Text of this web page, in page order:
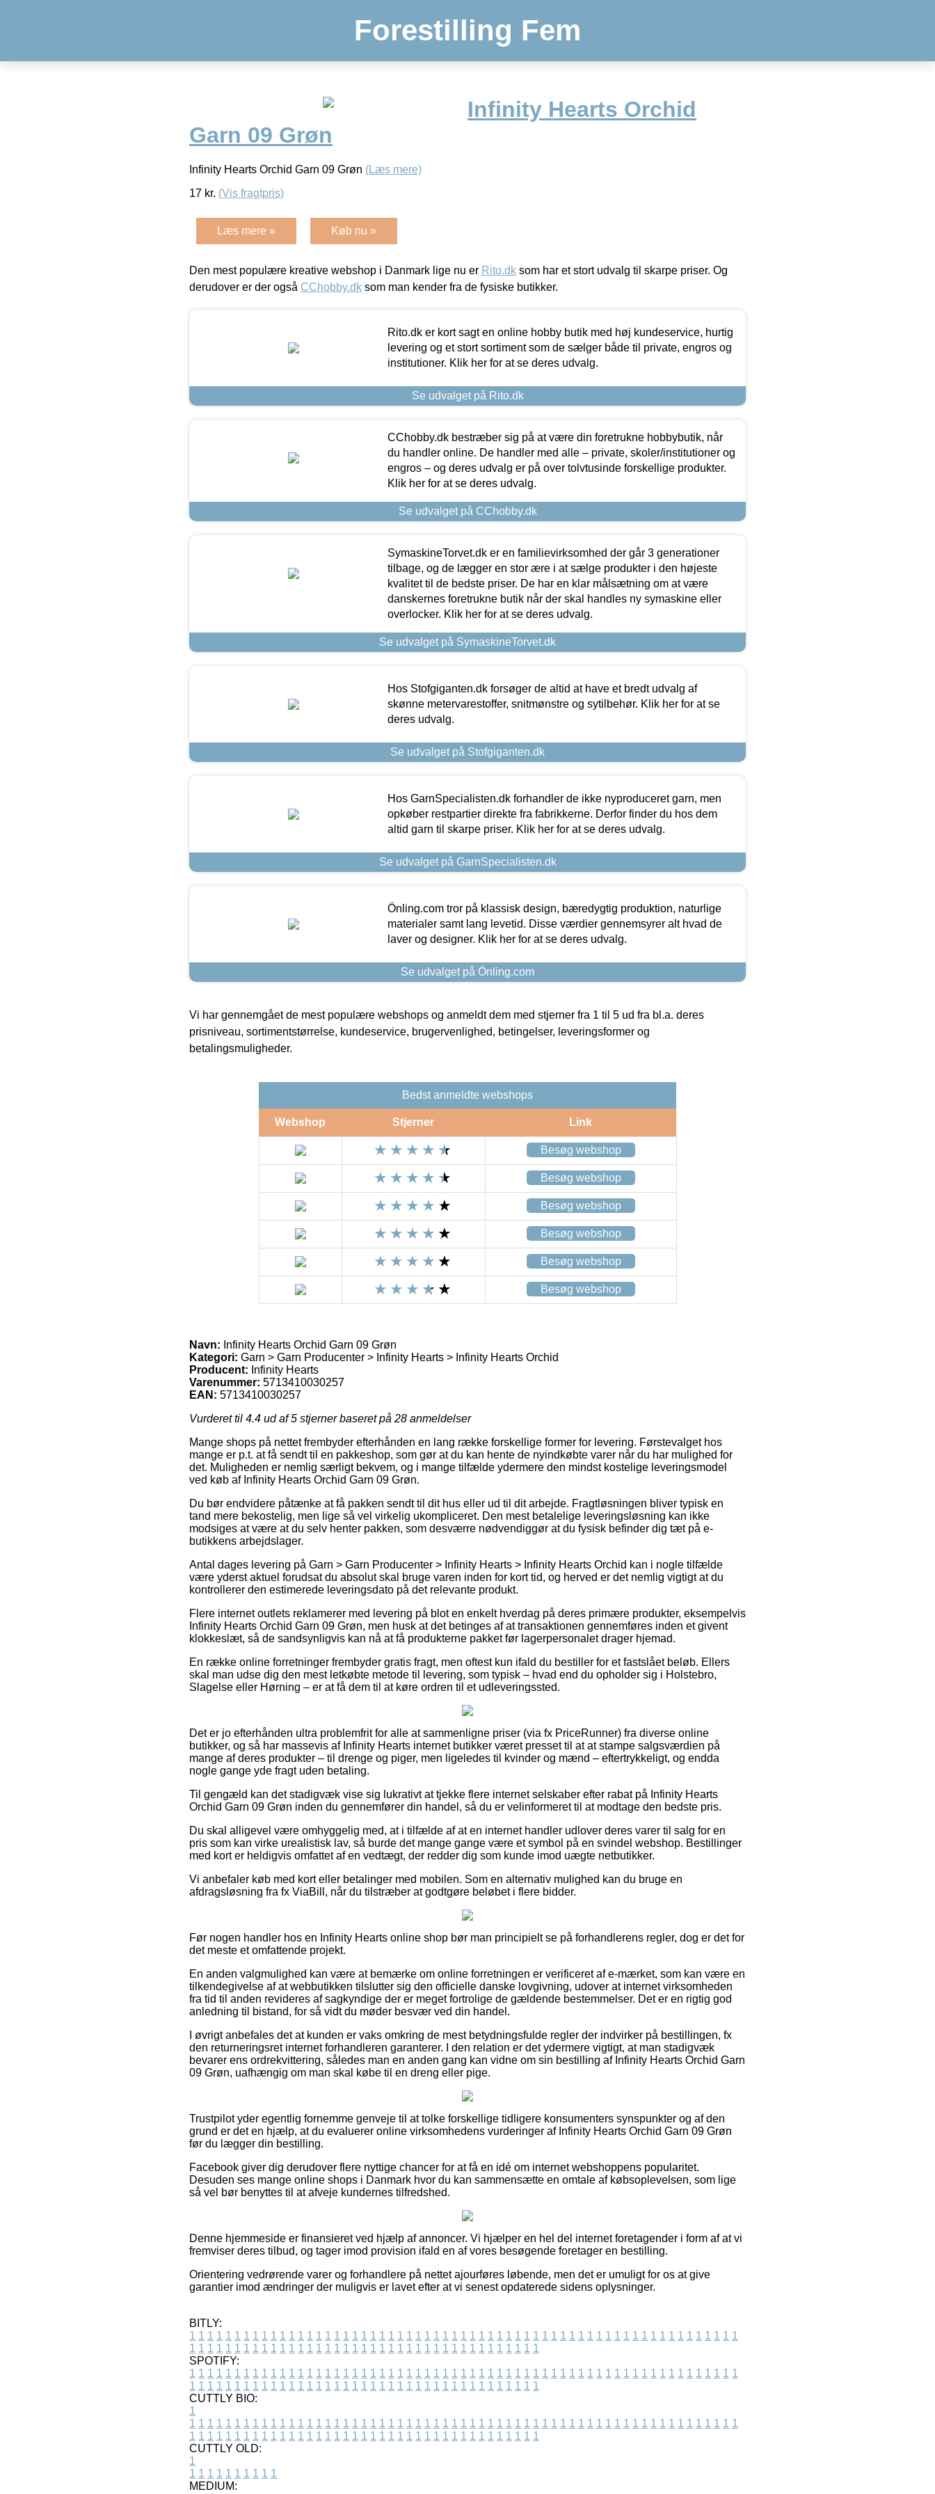
Forestilling Fem
Infinity Hearts Orchid
Garn 09 Grøn
Infinity Hearts Orchid Garn 09 Grøn (Læs mere)
17 kr. (Vis fragtpris)
Læs mere » Køb nu »
Den mest populære kreative webshop i Danmark lige nu er Rito.dk som har et stort udvalg til skarpe priser. Og
derudover er der også CChobby.dk som man kender fra de fysiske butikker.
Rito.dk er kort sagt en online hobby butik med høj kundeservice, hurtig
levering og et stort sortiment som de sælger både til private, engros og
institutioner. Klik her for at se deres udvalg.
Se udvalget på Rito.dk
CChobby.dk bestræber sig på at være din foretrukne hobbybutik, når
du handler online. De handler med alle – private, skoler/institutioner og
engros – og deres udvalg er på over tolvtusinde forskellige produkter.
Klik her for at se deres udvalg.
Se udvalget på CChobby.dk
SymaskineTorvet.dk er en familievirksomhed der går 3 generationer
tilbage, og de lægger en stor ære i at sælge produkter i den højeste
kvalitet til de bedste priser. De har en klar målsætning om at være
danskernes foretrukne butik når der skal handles ny symaskine eller
overlocker. Klik her for at se deres udvalg.
Se udvalget på SymaskineTorvet.dk
Hos Stofgiganten.dk forsøger de altid at have et bredt udvalg af
skønne metervarestoffer, snitmønstre og sytilbehør. Klik her for at se
deres udvalg.
Se udvalget på Stofgiganten.dk
Hos GarnSpecialisten.dk forhandler de ikke nyproduceret garn, men
opkøber restpartier direkte fra fabrikkerne. Derfor finder du hos dem
altid garn til skarpe priser. Klik her for at se deres udvalg.
Se udvalget på GarnSpecialisten.dk
Önling.com tror på klassisk design, bæredygtig produktion, naturlige
materialer samt lang levetid. Disse værdier gennemsyrer alt hvad de
laver og designer. Klik her for at se deres udvalg.
Se udvalget på Önling.com
Vi har gennemgået de mest populære webshops og anmeldt dem med stjerner fra 1 til 5 ud fra bl.a. deres
prisniveau, sortimentstørrelse, kundeservice, brugervenlighed, betingelser, leveringsformer og
betalingsmuligheder.
Bedst anmeldte webshops
Webshop Stjerner Link
Besøg webshop
Besøg webshop
Besøg webshop
Besøg webshop
Besøg webshop
Besøg webshop
Navn: Infinity Hearts Orchid Garn 09 Grøn
Kategori: Garn > Garn Producenter > Infinity Hearts > Infinity Hearts Orchid
Producent: Infinity Hearts
Varenummer: 5713410030257
EAN: 5713410030257
Vurderet til 4.4 ud af 5 stjerner baseret på 28 anmeldelser
Mange shops på nettet frembyder efterhånden en lang række forskellige former for levering. Førstevalget hos
mange er p.t. at få sendt til en pakkeshop, som gør at du kan hente de nyindkøbte varer når du har mulighed for
det. Muligheden er nemlig særligt bekvem, og i mange tilfælde ydermere den mindst kostelige leveringsmodel
ved køb af Infinity Hearts Orchid Garn 09 Grøn.
Du bør endvidere påtænke at få pakken sendt til dit hus eller ud til dit arbejde. Fragtløsningen bliver typisk en
tand mere bekostelig, men lige så vel virkelig ukompliceret. Den mest betalelige leveringsløsning kan ikke
modsiges at være at du selv henter pakken, som desværre nødvendiggør at du fysisk befinder dig tæt på e-
butikkens arbejdslager.
Antal dages levering på Garn > Garn Producenter > Infinity Hearts > Infinity Hearts Orchid kan i nogle tilfælde
være yderst aktuel forudsat du absolut skal bruge varen inden for kort tid, og herved er det nemlig vigtigt at du
kontrollerer den estimerede leveringsdato på det relevante produkt.
Flere internet outlets reklamerer med levering på blot en enkelt hverdag på deres primære produkter, eksempelvis
Infinity Hearts Orchid Garn 09 Grøn, men husk at det betinges af at transaktionen gennemføres inden et givent
klokkeslæt, så de sandsynligvis kan nå at få produkterne pakket før lagerpersonalet drager hjemad.
En række online forretninger frembyder gratis fragt, men oftest kun ifald du bestiller for et fastslået beløb. Ellers
skal man udse dig den mest letkøbte metode til levering, som typisk – hvad end du opholder sig i Holstebro,
Slagelse eller Hørning – er at få dem til at køre ordren til et udleveringssted.
Det er jo efterhånden ultra problemfrit for alle at sammenligne priser (via fx PriceRunner) fra diverse online
butikker, og så har massevis af Infinity Hearts internet butikker været presset til at at stampe salgsværdien på
mange af deres produkter – til drenge og piger, men ligeledes til kvinder og mænd – eftertrykkeligt, og endda
nogle gange yde fragt uden betaling.
Til gengæld kan det stadigvæk vise sig lukrativt at tjekke flere internet selskaber efter rabat på Infinity Hearts
Orchid Garn 09 Grøn inden du gennemfører din handel, så du er velinformeret til at modtage den bedste pris.
Du skal alligevel være omhyggelig med, at i tilfælde af at en internet handler udlover deres varer til salg for en
pris som kan virke urealistisk lav, så burde det mange gange være et symbol på en svindel webshop. Bestillinger
med kort er heldigvis omfattet af en vedtægt, der redder dig som kunde imod uægte netbutikker.
Vi anbefaler køb med kort eller betalinger med mobilen. Som en alternativ mulighed kan du bruge en
afdragsløsning fra fx ViaBill, når du tilstræber at godtgøre beløbet i flere bidder.
Før nogen handler hos en Infinity Hearts online shop bør man principielt se på forhandlerens regler, dog er det for
det meste et omfattende projekt.
En anden valgmulighed kan være at bemærke om online forretningen er verificeret af e-mærket, som kan være en
tilkendegivelse af at webbutikken tilslutter sig den officielle danske lovgivning, udover at internet virksomheden
fra tid til anden revideres af sagkyndige der er meget fortrolige de gældende bestemmelser. Det er en rigtig god
anledning til bistand, for så vidt du møder besvær ved din handel.
I øvrigt anbefales det at kunden er vaks omkring de mest betydningsfulde regler der indvirker på bestillingen, fx
den returneringsret internet forhandleren garanterer. I den relation er det ydermere vigtigt, at man stadigvæk
bevarer ens ordrekvittering, således man en anden gang kan vidne om sin bestilling af Infinity Hearts Orchid Garn
09 Grøn, uafhængig om man skal købe til en dreng eller pige.
Trustpilot yder egentlig fornemme genveje til at tolke forskellige tidligere konsumenters synspunkter og af den
grund er det en hjælp, at du evaluerer online virksomhedens vurderinger af Infinity Hearts Orchid Garn 09 Grøn
før du lægger din bestilling.
Facebook giver dig derudover flere nyttige chancer for at få en idé om internet webshoppens popularitet.
Desuden ses mange online shops i Danmark hvor du kan sammensætte en omtale af købsoplevelsen, som lige
så vel bør benyttes til at afveje kundernes tilfredshed.
Denne hjemmeside er finansieret ved hjælp af annoncer. Vi hjælper en hel del internet foretagender i form af at vi
fremviser deres tilbud, og tager imod provision ifald en af vores besøgende foretager en bestilling.
Orientering vedrørende varer og forhandlere på nettet ajourføres løbende, men det er umuligt for os at give
garantier imod ændringer der muligvis er lavet efter at vi senest opdaterede sidens oplysninger.
BITLY:
1 1 1 1 1 1 1 1 1 1 1 1 1 1 1 1 1 1 1 1 1 1 1 1 1 1 1 1 1 1 1 1 1 1 1 1 1 1 1 1 1 1 1 1 1 1 1 1 1 1 1 1 1 1 1 1 1 1 1 1 1
1 1 1 1 1 1 1 1 1 1 1 1 1 1 1 1 1 1 1 1 1 1 1 1 1 1 1 1 1 1 1 1 1 1 1 1 1 1 1
SPOTIFY:
1 1 1 1 1 1 1 1 1 1 1 1 1 1 1 1 1 1 1 1 1 1 1 1 1 1 1 1 1 1 1 1 1 1 1 1 1 1 1 1 1 1 1 1 1 1 1 1 1 1 1 1 1 1 1 1 1 1 1 1 1
1 1 1 1 1 1 1 1 1 1 1 1 1 1 1 1 1 1 1 1 1 1 1 1 1 1 1 1 1 1 1 1 1 1 1 1 1 1 1
CUTTLY BIO:
1
1 1 1 1 1 1 1 1 1 1 1 1 1 1 1 1 1 1 1 1 1 1 1 1 1 1 1 1 1 1 1 1 1 1 1 1 1 1 1 1 1 1 1 1 1 1 1 1 1 1 1 1 1 1 1 1 1 1 1 1 1
1 1 1 1 1 1 1 1 1 1 1 1 1 1 1 1 1 1 1 1 1 1 1 1 1 1 1 1 1 1 1 1 1 1 1 1 1 1 1
CUTTLY OLD:
1
1 1 1 1 1 1 1 1 1 1
MEDIUM: